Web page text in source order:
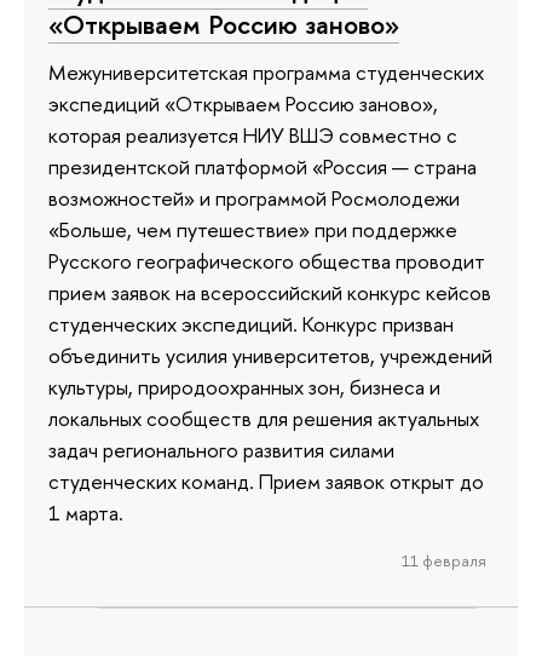
«Открываем Россию заново»
Межуниверситетская программа студенческих
экспедиций «Открываем Россию заново»,
которая реализуется НИУ ВШЭ совместно с
президентской платформой «Россия — страна
возможностей» и программой Росмолодежи
«Больше, чем путешествие» при поддержке
Русского географического общества проводит
прием заявок на всероссийский конкурс кейсов
студенческих экспедиций. Конкурс призван
объединить усилия университетов, учреждений
культуры, природоохранных зон, бизнеса и
локальных сообществ для решения актуальных
задач регионального развития силами
студенческих команд. Прием заявок открыт до
1 марта.
11 февраля